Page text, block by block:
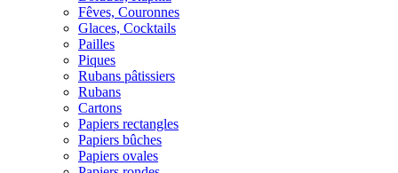
Fêves, Couronnes
Glaces, Cocktails
Pailles
Piques
Rubans pâtissiers
Rubans
Cartons
Papiers rectangles
Papiers bûches
Papiers ovales